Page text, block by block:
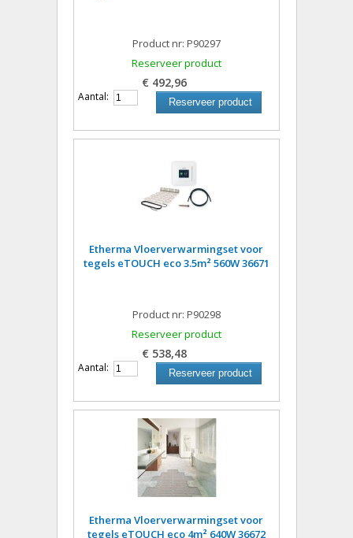
Product nr: P90297
Reserveer product
€ 492,96
Aantal: Reserveer product
Etherma Vloerverwarmingset voor
tegels eTOUCH eco 3.5m² 560W 36671
Product nr: P90298
Reserveer product
€ 538,48
Aantal: Reserveer product
Etherma Vloerverwarmingset voor
tegels eTOUCH eco 4m² 640W 36672